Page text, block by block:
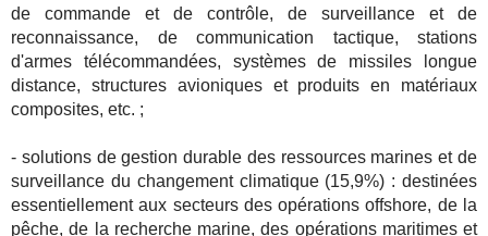
de commande et de contrôle, de surveillance et de
reconnaissance, de communication tactique, stations
d'armes télécommandées, systèmes de missiles longue
distance, structures avioniques et produits en matériaux
composites, etc. ;
- solutions de gestion durable des ressources marines et de
surveillance du changement climatique (15,9%) : destinées
essentiellement aux secteurs des opérations offshore, de la
pêche, de la recherche marine, des opérations maritimes et